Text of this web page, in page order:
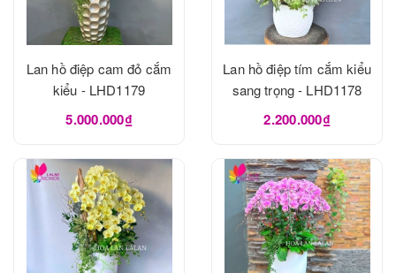
Lan hồ điệp cam đỏ cắm
kiểu - LHD1179
5.000.000₫
Lan hồ điệp tím cắm kiểu
sang trọng - LHD1178
2.200.000₫